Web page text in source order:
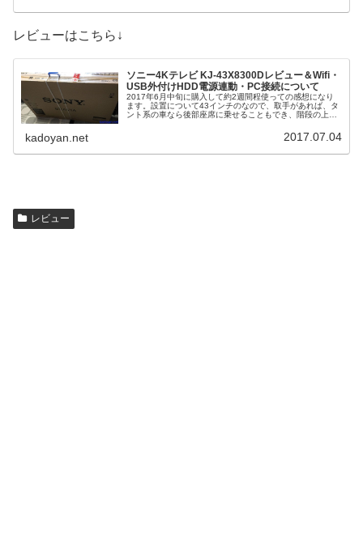
レビューはこちら↓
ソニー4Kテレビ KJ-43X8300Dレビュー＆Wifi・
USB外付けHDD電源連動・PC接続について
2017年6月中旬に購入して約2週間程使っての感想になり
ます。設置について43インチのなので、取手があれば、タ
ント系の車なら後部座席に乗せることもでき、階段の上り
kadoyan.net 2017.07.04
レビュー